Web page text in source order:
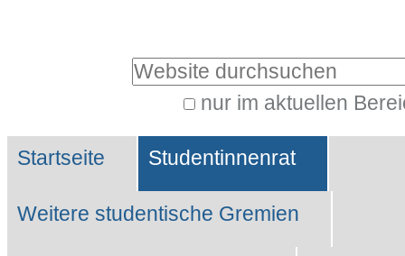
Website durchsuchen
nur im aktuellen
Suche…
Sektionen
Startseite Studentinnenrat
Weitere studentische Gremien